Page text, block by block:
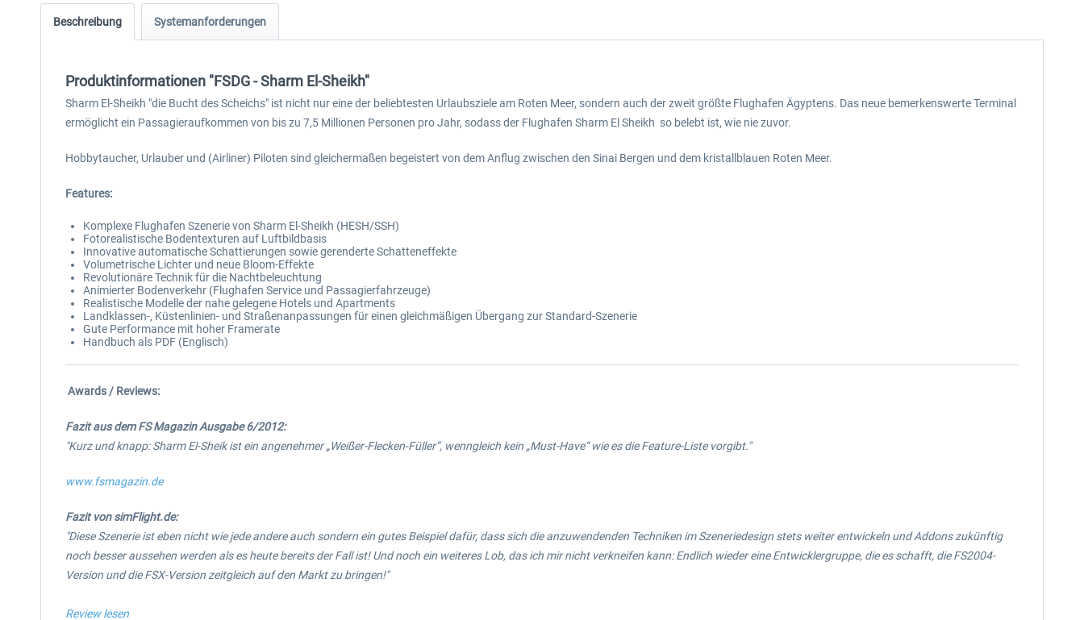
Beschreibung Systemanforderungen
Produktinformationen "FSDG - Sharm El-Sheikh"
Sharm El-Sheikh "die Bucht des Scheichs" ist nicht nur eine der beliebtesten Urlaubsziele am Roten Meer, sondern auch der zweit größte Flughafen Ägyptens. Das neue bemerkenswerte Terminal
ermöglicht ein Passagieraufkommen von bis zu 7,5 Millionen Personen pro Jahr, sodass der Flughafen Sharm El Sheikh so belebt ist, wie nie zuvor.
Hobbytaucher, Urlauber und (Airliner) Piloten sind gleichermaßen begeistert von dem Anflug zwischen den Sinai Bergen und dem kristallblauen Roten Meer.
Features:
Komplexe Flughafen Szenerie von Sharm El-Sheikh (HESH/SSH)
Fotorealistische Bodentexturen auf Luftbildbasis
Innovative automatische Schattierungen sowie gerenderte Schatteneffekte
Volumetrische Lichter und neue Bloom-Effekte
Revolutionäre Technik für die Nachtbeleuchtung
Animierter Bodenverkehr (Flughafen Service und Passagierfahrzeuge)
Realistische Modelle der nahe gelegene Hotels und Apartments
Landklassen-, Küstenlinien- und Straßenanpassungen für einen gleichmäßigen Übergang zur Standard-Szenerie
Gute Performance mit hoher Framerate
Handbuch als PDF (Englisch)
Awards / Reviews:
Fazit aus dem FS Magazin Ausgabe 6/2012:
"Kurz und knapp: Sharm El-Sheik ist ein angenehmer „Weißer-Flecken-Füller”, wenngleich kein „Must-Have“ wie es die Feature-Liste vorgibt."
www.fsmagazin.de
Fazit von simFlight.de:
"Diese Szenerie ist eben nicht wie jede andere auch sondern ein gutes Beispiel dafür, dass sich die anzuwendenden Techniken im Szeneriedesign stets weiter entwickeln und Addons zukünftig
noch besser aussehen werden als es heute bereits der Fall ist! Und noch ein weiteres Lob, das ich mir nicht verkneifen kann: Endlich wieder eine Entwicklergruppe, die es schafft, die FS2004-
Version und die FSX-Version zeitgleich auf den Markt zu bringen!"
Review lesen